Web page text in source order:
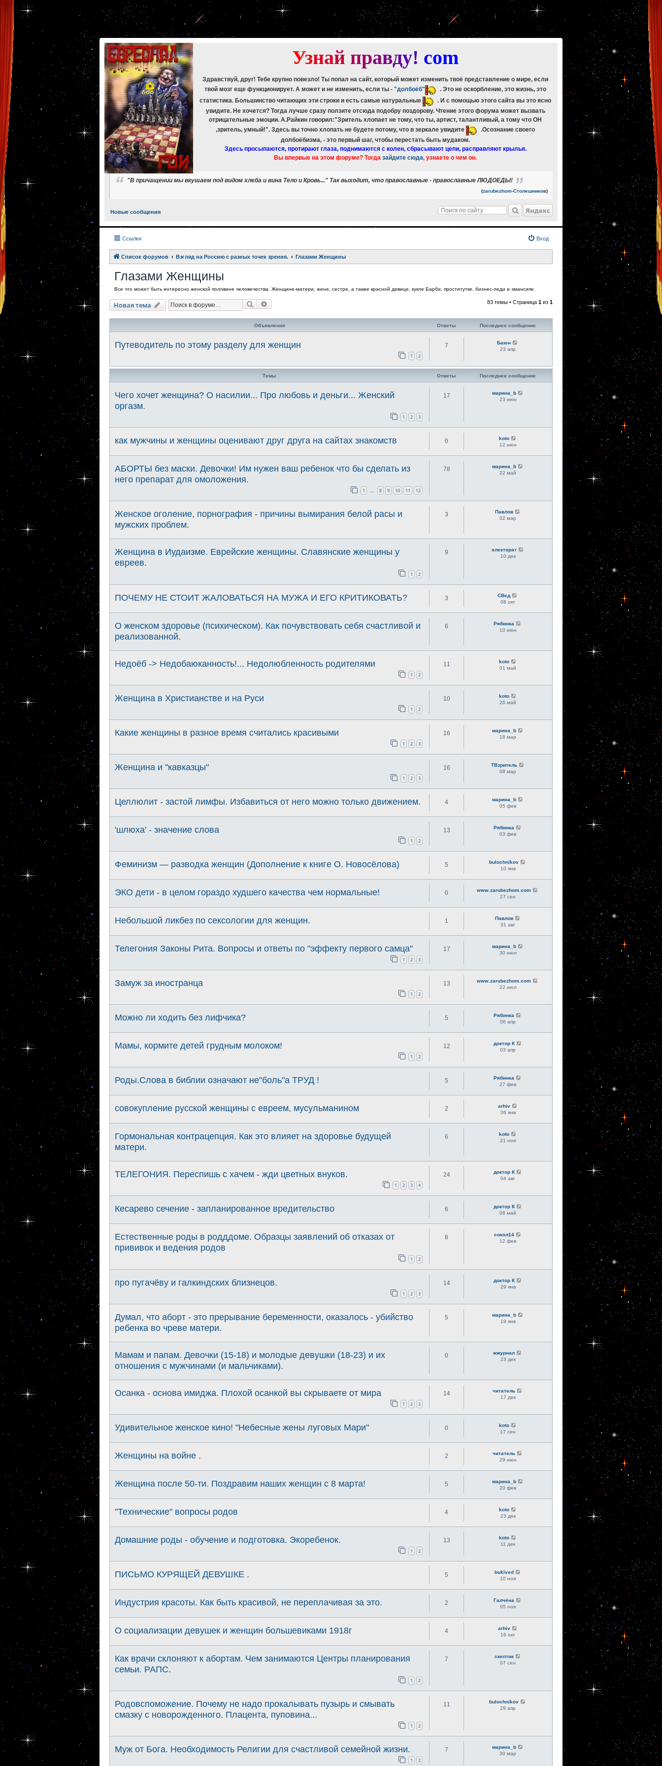
[phpBB Debug] PHP Warning : in file [ROOT]/phpbb/db/driver/mysqli.php
mysqli_fetch_assoc(): Couldn't fetch mysqli_result
[phpBB Debug] PHP Warning
[ROOT]/phpbb/db/driver/mysqli.php
mysqli_free_result(): Couldn't fetch mysqli_result
[phpBB Debug] PHP Warning
: in file [ROOT]/phpbb/db/driver/mysqli.php 265 :mysqli_fetch_assoc(): Couldn't fetch mysqli_result
[phpBB Debug] PHP Warning
: in file [ROOT]/phpbb/db/driver/mysqli.php on line 329 :mysqli_free_result(): Couldn't fetch mysqli_result
[phpBB Debug] PHP Warning
[ROOT]/phpbb/db/driver/mysqli.php on line 265 : mysqli_fetch_assoc(): Couldn't fetch mysqli_result
[phpBB Debug] PHP Warning
[ROOT]/phpbb/db/driver/mysqli.php on line mysqli_free_result(): Couldn't fetch mysqli_result
Узнай правду! com
Здравствуй, друг! Тебе крупно повезло! Ты попал на сайт, который может изменить твоё представление о мире, если
твой мозг еще функционирует. А может и не изменить, если ты - "долбоёб"
. Это не оскорбление, это жизнь, это
статистика. Большинство читающих эти строки и есть самые натуральные
. И с помощью этого сайта вы это ясно
увидите. Не хочется? Тогда лучше сразу ползите отсюда подобру поздорову. Чтение этого форума может вызвать
отрицательные эмоции. А.Райкин говорил:"Зритель хлопает не тому, что ты, артист, талантливый, а тому что ОН
,зритель, умный!". Здесь вы точно хлопать не будете потому, что в зеркале увидите
.Осознание своего
долбоёбизма, - это первый шаг, чтобы перестать быть мудаком.
Здесь просыпаются, протирают глаза, поднимаются с колен, сбрасывают цепи, расправляют крылья.
Вы впервые на этом форуме? Тогда зайдите сюда, узнаете о чем он.
"В причащении мы вкушаем под видом хлеба и вина Тело и Кровь..." Так выходит, что православные - православные ЛЮДОЕДЫ!
(zarubezhom-Столешников)
Новые сообщения Яндекс
Ссылки Вход
Список форумов Взгляд на Россию с разных точек зрения. Глазами Женщины
Глазами Женщины
Все что может быть интересно женской половине человечества. Женщине-матери, жене, сестре, а также красной девице, кукле Барби, проститутке, бизнес-леди и эмансипе.
Новая тема Поиск 83 темы • Страница 1 из 1
Объявления Ответы Последнее сообщение
Путеводитель по этому разделу для женщин
1 2
7
Баюн
23 апр
Темы Ответы Последнее сообщение
Чего хочет женщина? О насилии... Про любовь и деньги... Женский
оргазм.
1 2 3
17
марина_b
23 июн
как мужчины и женщины оценивают друг друга на сайтах знакомств 0
koto
12 июн
АБОРТЫ без маски. Девочки! Им нужен ваш ребенок что бы сделать из
него препарат для омоложения.
1 … 8 9 10 11 12
78
марина_b
22 май
Женское оголение, порнография - причины вымирания белой расы и
мужских проблем.
3
Павлов
02 мар
Женщина в Иудаизме. Еврейские женщины. Славянские женщины у
евреев.
1 2
9
электорат
10 дек
ПОЧЕМУ НЕ СТОИТ ЖАЛОВАТЬСЯ НА МУЖА И ЕГО КРИТИКОВАТЬ? 3
СВед
08 окт
О женском здоровье (психическом). Как почувствовать себя счастливой и
реализованной.
6
Рябинка
10 июн
Недоёб -> Недобаюканность!... Недолюбленность родителями
1 2
11
koto
01 май
Женщина в Христианстве и на Руси
1 2
10
koto
26 май
Какие женщины в разное время считались красивыми
1 2 3
16
марина_b
18 мар
Женщина и "кавказцы"
1 2 3
16
ТВзритель
08 мар
Целлюлит - застой лимфы. Избавиться от него можно только движением. 4
марина_b
05 фев
'шлюха' - значение слова
1 2
13
Рябинка
03 фев
Феминизм — разводка женщин (Дополнение к книге О. Новосёлова) 5
bulochnikov
10 янв
ЭКО дети - в целом гораздо худшего качества чем нормальные! 0
www.zarubezhom.com
27 сен
Небольшой ликбез по сексологии для женщин. 1
Павлов
31 авг
Телегония Законы Рита. Вопросы и ответы по "эффекту первого самца"
1 2 3
17
марина_b
30 июл
Замуж за иностранца
1 2
13
www.zarubezhom.com
22 июл
Можно ли ходить без лифчика? 5
Рябинка
06 апр
Мамы, кормите детей грудным молоком!
1 2
12
доктор К
03 апр
Роды.Слова в библии означают не"боль"а ТРУД ! 5
Рябинка
27 фев
совокупление русской женщины с евреем, мусульманином 2
arhiv
06 янв
Гормональная контрацепция. Как это влияет на здоровье будущей
матери.
6
koto
21 ноя
ТЕЛЕГОНИЯ. Переспишь с хачем - жди цветных внуков.
1 2 3 4
24
доктор К
04 авг
Кесарево сечение - запланированное вредительство 6
доктор К
08 май
Естественные роды в родддоме. Образцы заявлений об отказах от
прививок и ведения родов
1 2
8
сокол14
12 фев
про пугачёву и галкиндских близнецов.
1 2 3
14
доктор К
29 янв
Думал, что аборт - это прерывание беременности, оказалось - убийство
ребенка во чреве матери.
5
марина_b
19 янв
Мамам и папам. Девочки (15-18) и молодые девушки (18-23) и их
отношения с мужчинами (и мальчиками).
0
жжурнал
23 дек
Осанка - основа имиджа. Плохой осанкой вы скрываете от мира
1 2 3
14
читатель
17 дек
Удивительное женское кино! "Небесные жены луговых Мари" 0
koto
17 сен
Женщины на войне . 2
читатель
29 июн
Женщина после 50-ти. Поздравим наших женщин с 8 марта! 5
марина_b
20 фев
"Технические" вопросы родов 4
koto
23 дек
Домашние роды - обучение и подготовка. Экоребенок.
1 2
13
koto
11 дек
ПИСЬМО КУРЯЩЕЙ ДЕВУШКЕ . 5
bukived
10 ноя
Индустрия красоты. Как быть красивой, не переплачивая за это. 2
Галчёна
05 ноя
О социализации девушек и женщин большевиками 1918г 4
arhiv
16 окт
Как врачи склоняют к абортам. Чем занимаются Центры планирования
семьи. РАПС.
1 2
7
скептик
07 сен
Родовспоможение. Почему не надо прокалывать пузырь и смывать
смазку с новорожденного. Плацента, пуповина...
1 2
11
bulochnikov
29 апр
Муж от Бога. Необходимость Религии для счастливой семейной жизни.
1 2
7
марина_b
30 мар